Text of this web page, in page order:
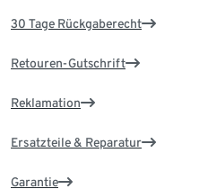
30 Tage Rückgaberecht
Retouren-Gutschrift
Reklamation
Ersatzteile & Reparatur
Garantie